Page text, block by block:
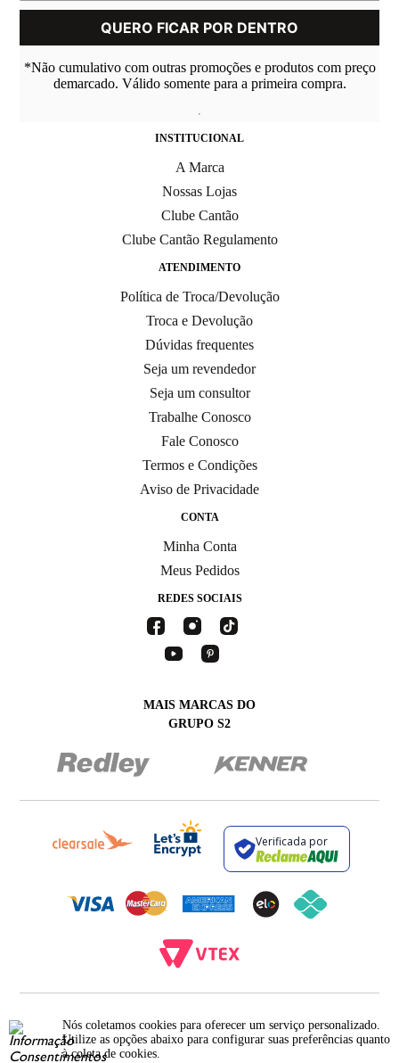
Nós coletamos cookies para oferecer um serviço personalizado.
Utilize as opções abaixo para configurar suas preferências quanto
à coleta de cookies.
*Não cumulativo com outras promoções e produtos com preço
demarcado. Válido somente para a primeira compra.
INSTITUCIONAL
A Marca
Nossas Lojas
Clube Cantão
Clube Cantão Regulamento
ATENDIMENTO
Política de Troca/Devolução
Troca e Devolução
Dúvidas frequentes
Seja um revendedor
Seja um consultor
Trabalhe Conosco
Fale Conosco
Termos e Condições
Aviso de Privacidade
CONTA
Minha Conta
Meus Pedidos
REDES SOCIAIS
MAIS MARCAS DO
GRUPO S2
Verificada por
12.093.445/0002-23
RUA JUMECY RODRIGUES GOMES, 331 - ANEXO 2 - CENTRO - PIRAÍ - RIO DE
JANEIRO. CEP.: 27.175-000